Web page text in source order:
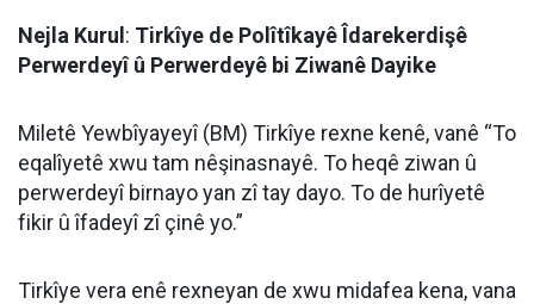
Nejla Kurul : Tirkîye de Polîtîkayê Îdarekerdişê
Perwerdeyî û Perwerdeyê bi Ziwanê Dayike
Miletê Yewbîyayeyî (BM) Tirkîye rexne kenê, vanê “To
eqalîyetê xwu tam nêşinasnayê. To heqê ziwan û
perwerdeyî birnayo yan zî tay dayo. To de hurîyetê
fikir û îfadeyî zî çinê yo.”
Tirkîye vera enê rexneyan de xwu midafea kena, vana